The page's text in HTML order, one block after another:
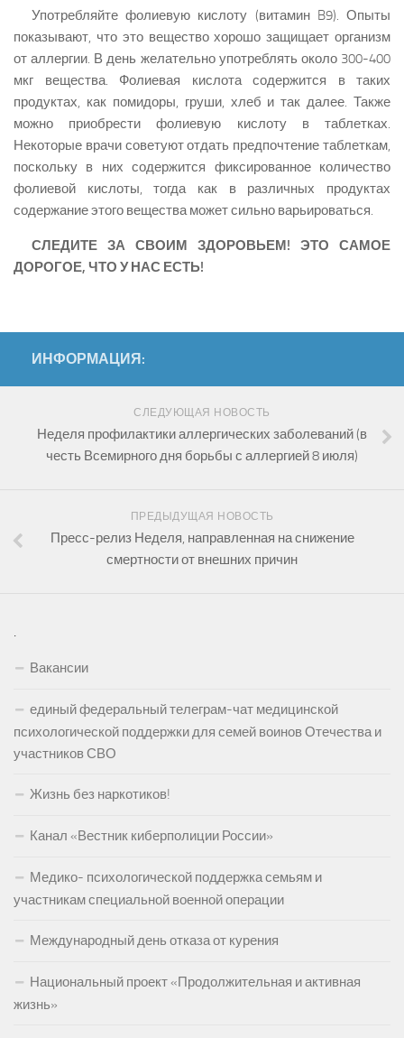
Употребляйте фолиевую кислоту (витамин B9). Опыты
показывают, что это вещество хорошо защищает организм
от аллергии. В день желательно употреблять около 300-400
мкг вещества. Фолиевая кислота содержится в таких
продуктах, как помидоры, груши, хлеб и так далее. Также
можно приобрести фолиевую кислоту в таблетках.
Некоторые врачи советуют отдать предпочтение таблеткам,
поскольку в них содержится фиксированное количество
фолиевой кислоты, тогда как в различных продуктах
содержание этого вещества может сильно варьироваться.
СЛЕДИТЕ ЗА СВОИМ ЗДОРОВЬЕМ! ЭТО САМОЕ
ДОРОГОЕ, ЧТО У НАС ЕСТЬ!
ИНФОРМАЦИЯ:
СЛЕДУЮЩАЯ НОВОСТЬ
Неделя профилактики аллергических заболеваний (в
честь Всемирного дня борьбы с аллергией 8 июля)
ПРЕДЫДУЩАЯ НОВОСТЬ
Пресс-релиз Неделя, направленная на снижение
смертности от внешних причин
.
Вакансии
единый федеральный телеграм-чат медицинской
психологической поддержки для семей воинов Отечества и
участников СВО
Жизнь без наркотиков!
Канал «Вестник киберполиции России»
Медико- психологической поддержка семьям и
участникам специальной военной операции
Международный день отказа от курения
Национальный проект «Продолжительная и активная
жизнь»